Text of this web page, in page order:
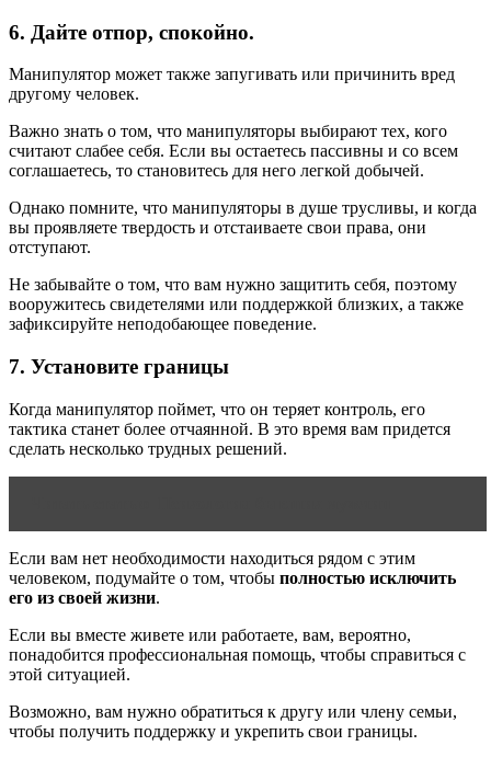
6. Дайте отпор, спокойно.
Манипулятор может также запугивать или причинить вред
другому человек.
Важно знать о том, что манипуляторы выбирают тех, кого
считают слабее себя. Если вы остаетесь пассивны и со всем
соглашаетесь, то становитесь для него легкой добычей.
Однако помните, что манипуляторы в душе трусливы, и когда
вы проявляете твердость и отстаиваете свои права, они
отступают.
Не забывайте о том, что вам нужно защитить себя, поэтому
вооружитесь свидетелями или поддержкой близких, а также
зафиксируйте неподобающее поведение.
7. Установите границы
Когда манипулятор поймет, что он теряет контроль, его
тактика станет более отчаянной. В это время вам придется
сделать несколько трудных решений.
Если вам нет необходимости находиться рядом с этим
человеком, подумайте о том, чтобы полностью исключить
его из своей жизни.
Если вы вместе живете или работаете, вам, вероятно,
понадобится профессиональная помощь, чтобы справиться с
этой ситуацией.
Возможно, вам нужно обратиться к другу или члену семьи,
чтобы получить поддержку и укрепить свои границы.